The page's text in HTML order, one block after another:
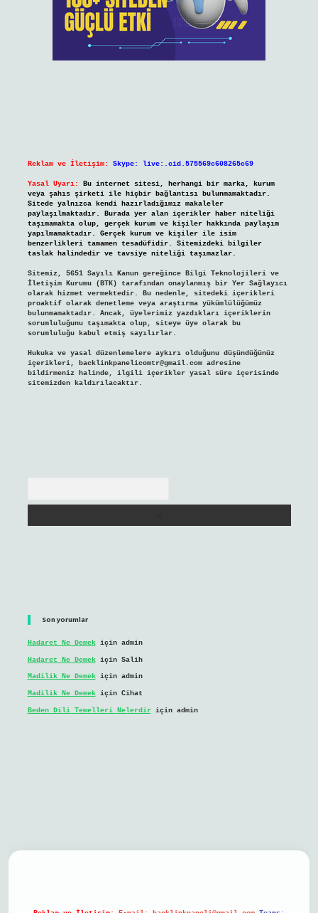
Reklam ve İletişim: Skype: live:.cid.575569c608265c69
Yasal Uyarı:
Bu internet sitesi, herhangi bir marka, kurum
veya şahıs şirketi ile hiçbir bağlantısı bulunmamaktadır.
Sitede yalnızca kendi hazırladığımız makaleler
paylaşılmaktadır. Burada yer alan içerikler haber niteliği
taşımamakta olup, gerçek kurum ve kişiler hakkında paylaşım
yapılmamaktadır. Gerçek kurum ve kişiler ile isim
benzerlikleri tamamen tesadüfidir. Sitemizdeki bilgiler
taslak halindedir ve tavsiye niteliği taşımazlar.
Sitemiz, 5651 Sayılı Kanun gereğince Bilgi Teknolojileri ve
İletişim Kurumu (BTK) tarafından onaylanmış bir Yer Sağlayıcı
olarak hizmet vermektedir. Bu nedenle, sitedeki içerikleri
proaktif olarak denetleme veya araştırma yükümlülüğümüz
bulunmamaktadır. Ancak, üyelerimiz yazdıkları içeriklerin
sorumluluğunu taşımakta olup, siteye üye olarak bu
sorumluluğu kabul etmiş sayılırlar.
Hukuka ve yasal düzenlemelere aykırı olduğunu düşündüğünüz
içerikleri, backlinkpanelicomtr@gmail.comadresine
bildirmeniz halinde, ilgili içerikler yasal süre içerisinde
sitemizden kaldırılacaktır.
Son yorumlar
Hadaret Ne Demekiçin admin
Hadaret Ne Demekiçin Salih
Madilik Ne Demekiçin admin
Madilik Ne Demekiçin Cihat
Beden Dili Temelleri Nelerdiriçin admin